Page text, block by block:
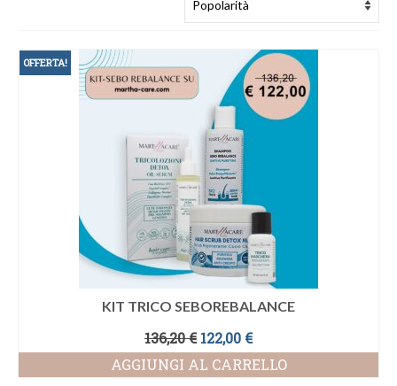
OFFERTA!
KIT TRICO SEBOREBALANCE
136,20€ Il
prezzo
originale
122,00 €Il
prezzo
attuale
AGGIUNGI AL CARRELLO